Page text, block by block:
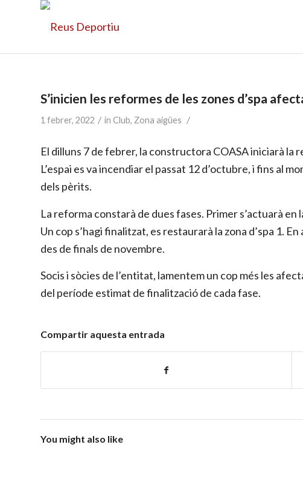
S’inicien les reformes de les zones d’spa
1 febrer, 2022 / in Club, Zona aigües /
El dilluns 7 de febrer, la constructora COASA iniciarà la
L’espai es va incendiar el passat 12 d’octubre, i fins al
dels pèrits.
La reforma constarà de dues fases. Primer s’actuarà en
Un cop s’hagi finalitzat, es restaurarà la zona d’spa 1.
des de finals de novembre.
Socis i sòcies de l’entitat, lamentem un cop més les
del període estimat de finalització de cada fase.
Compartir aquesta entrada
You might also like